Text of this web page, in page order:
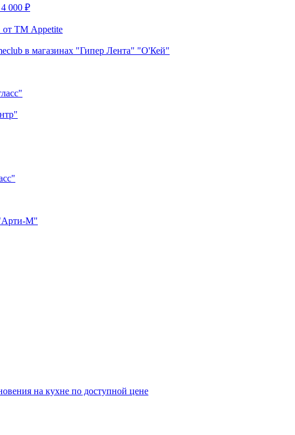
000 ₽
от ТМ Appetite
в магазинах "Гипер Лента" "О'Кей"
"Арти-М"
на кухне по доступной цене